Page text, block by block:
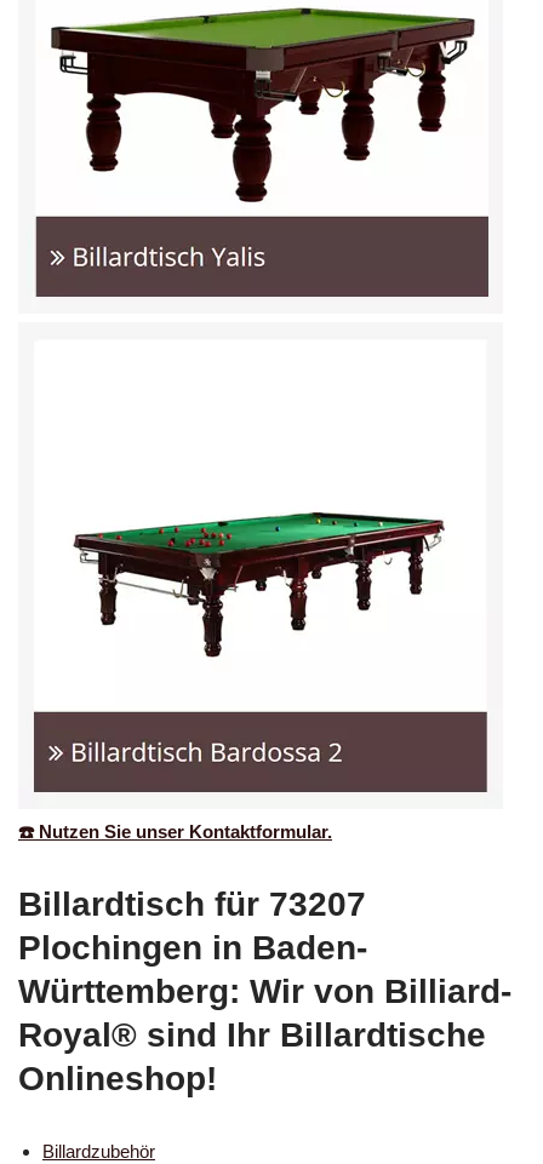
☎️ Nutzen Sie unser Kontaktformular.
Billardtisch für 73207
Plochingen in Baden-
Württemberg: Wir von Billiard-
Royal® sind Ihr Billardtische
Onlineshop!
Billardzubehör